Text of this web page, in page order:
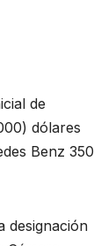
de
dólares
Benz 350
designación